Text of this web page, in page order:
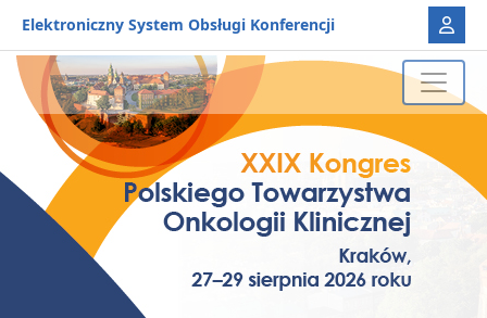
Elektroniczny System Obsługi Konferencji